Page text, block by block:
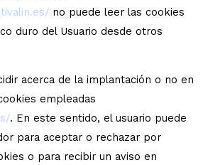
no puede leer las cookies
duro del Usuario desde otros
acerca de la implantación o no en
empleadas
. En este sentido, el usuario puede
para aceptar o rechazar por
o para recibir un aviso en